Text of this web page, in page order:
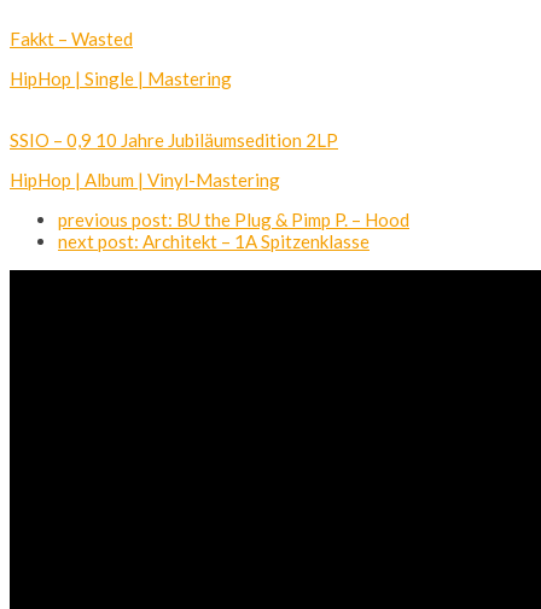
Fakkt – Wasted
HipHop | Single | Mastering
SSIO – 0,9 10 Jahre Jubiläumsedition 2LP
HipHop | Album | Vinyl-Mastering
previous post: BU the Plug & Pimp P. – Hood
next post: Architekt – 1A Spitzenklasse